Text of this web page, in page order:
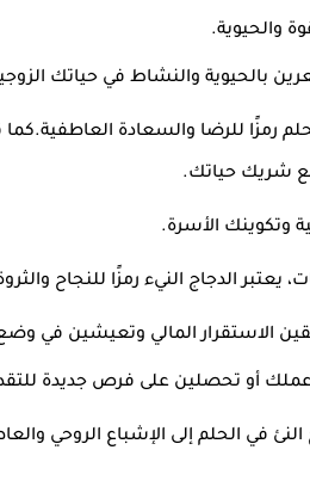
والحيوية.
بالحيوية والنشاط في حياتك
رمزًا للرضا والسعادة العاطفية.كما
شريك حياتك.
وتكوينك الأسرة.
الدجاج النيء رمزًا للنجاح
الاستقرار المالي وتعيشين في
أو تحصلين على فرص جديدة
في الحلم إلى الإشباع الروحي